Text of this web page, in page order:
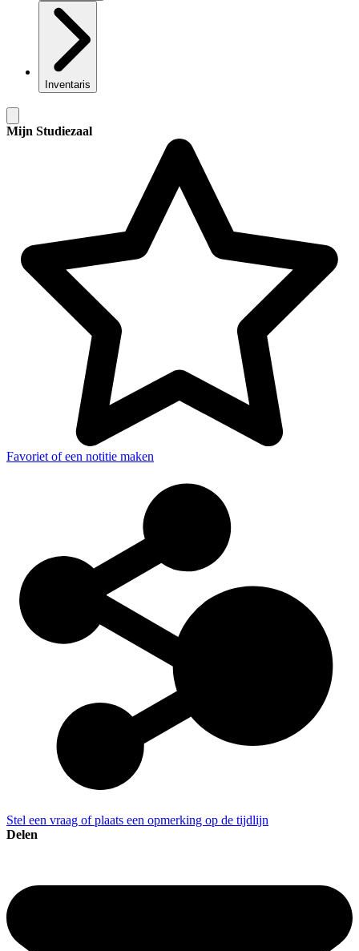
Inventaris
Mijn Studiezaal
Favoriet of een notitie maken
Stel een vraag of plaats een opmerking op de tijdlijn
Delen